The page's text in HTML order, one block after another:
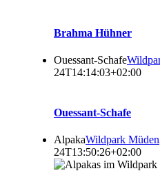
Brahma Hühner
Ouessant-Schafe
24T14:14:03+02:00
Ouessant-Schafe
AlpakaWildpark Müden
24T13:50:26+02:00